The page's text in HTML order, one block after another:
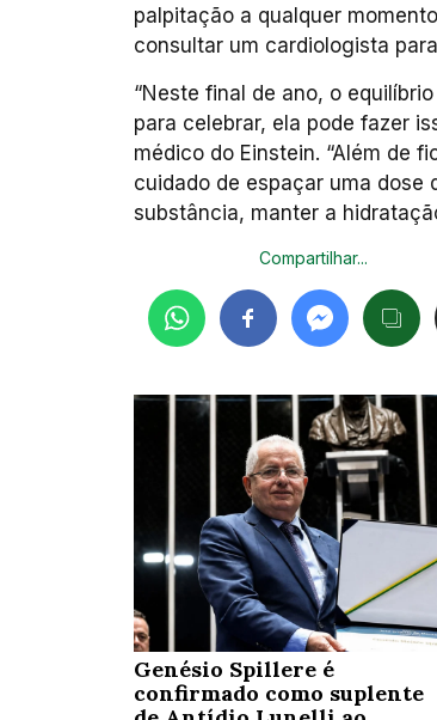
palpitação a qualquer
consultar um cardiologista
“Neste final de ano, o
para celebrar, ela pode fazer
médico do Einstein. “Além de
cuidado de espaçar uma dose
substância, manter a
Compartilhar...
Genésio Spillere é
confirmado como suplente